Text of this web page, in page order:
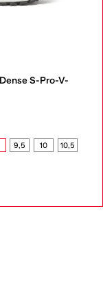
S-Pro-V-
9,5 10
10,5